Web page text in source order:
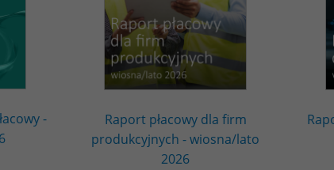
-
Raport płacowy dla firm
produkcyjnych - wiosna/lato
2026